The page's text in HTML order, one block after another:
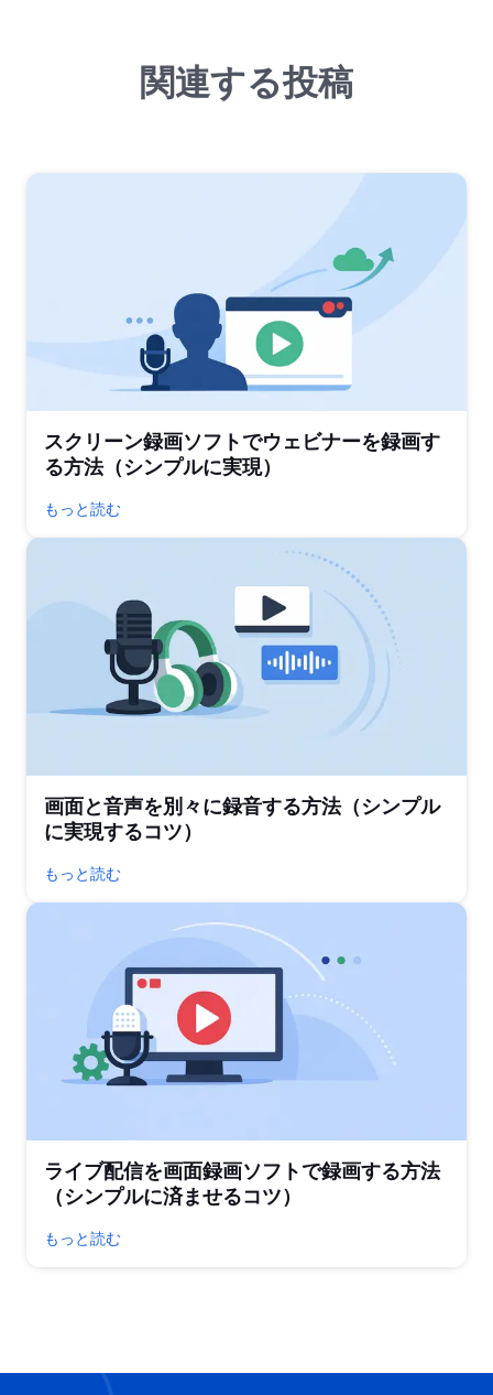
関連する投稿
スクリーン録画ソフトでウェビナーを録画す
る方法（シンプルに実現）
もっと読む
画面と音声を別々に録音する方法（シンプル
に実現するコツ）
もっと読む
ライブ配信を画面録画ソフトで録画する方法
（シンプルに済ませるコツ）
もっと読む